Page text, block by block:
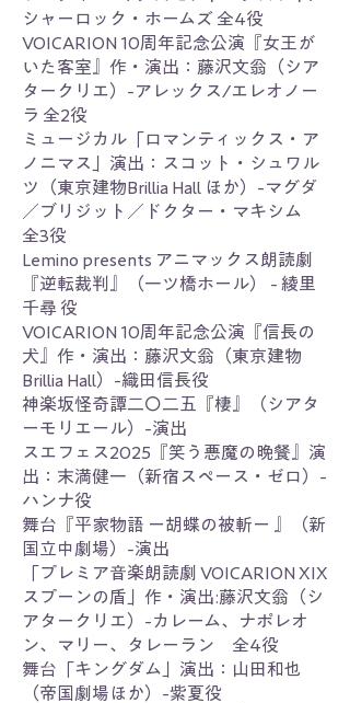
シャーロック・ホームズ 全4役
VOICARION 10周年記念公演『女王が
いた客室』作・演出：藤沢文翁（シア
タークリエ）-アレックス/エレオノー
ラ 全2役
ミュージカル「ロマンティックス・ア
ノニマス」演出：スコット・シュワル
ツ（東京建物Brillia Hall ほか）-マグダ
／ブリジット／ドクター・マキシム
全3役
Lemino presents アニマックス朗読劇
『逆転裁判』（一ツ橋ホール） - 綾里
千尋 役
VOICARION 10周年記念公演『信長の
犬』作・演出：藤沢文翁（東京建物
Brillia Hall）-織田信長役
神楽坂怪奇譚二〇二五『棲』（シアタ
ーモリエール）-演出
スエフェス2025『笑う悪魔の晩餐』演
出：末満健一（新宿スペース・ゼロ）-
ハンナ役
舞台『平家物語 ー胡蝶の被斬ー 』（新
国立中劇場）-演出
「プレミア音楽朗読劇 VOICARION XIX
スプーンの盾」作・演出:藤沢文翁（シ
アタークリエ）-カレーム、ナポレオ
ン、マリー、タレーラン 全4役
舞台「キングダム」演出：山田和也
（帝国劇場ほか）-紫夏役